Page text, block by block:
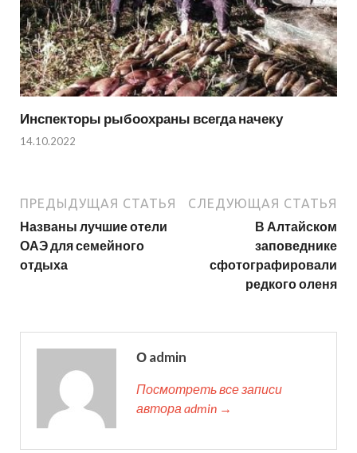
Инспекторы рыбоохраны всегда начеку
14.10.2022
ПРЕДЫДУЩАЯ СТАТЬЯ
Названы лучшие отели
ОАЭ для семейного
отдыха
СЛЕДУЮЩАЯ СТАТЬЯ
В Алтайском
заповеднике
сфотографировали
редкого оленя
О admin
Посмотреть все записи
автора admin →